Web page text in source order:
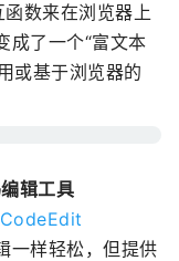
数来在浏览器上
成了一个“富文本
或基于浏览器的
辑工具
一样轻松，但提供